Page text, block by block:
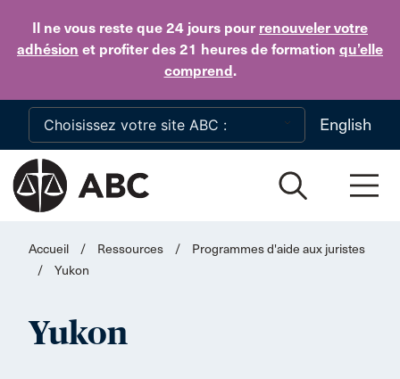
Il ne vous reste que 24 jours pour renouveler votre
adhésion et profiter des 21 heures de formation qu’elle
comprend.
Skip to main content
English
Accueil / Ressources /
Programmes d'aide aux juristes
/
Yukon
Yukon